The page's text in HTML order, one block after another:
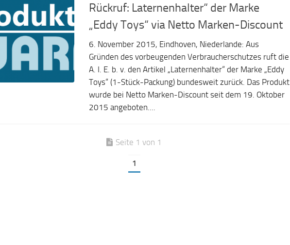
Rückruf: Laternenhalter“ der Marke
„Eddy Toys“ via Netto Marken-Discount
6. November 2015, Eindhoven, Niederlande: Aus
Gründen des vorbeugenden Verbraucherschutzes ruft die
A. I. E. b. v. den Artikel „Laternenhalter“ der Marke „Eddy
Toys“ (1-Stück-Packung) bundesweit zurück. Das Produkt
wurde bei Netto Marken-Discount seit dem 19. Oktober
2015 angeboten....
Seite 1 von 1
1